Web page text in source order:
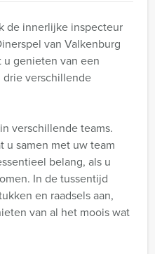
de innerlijke inspecteur
van Valkenburg
u genieten van een
verschillende
verschillende teams.
u samen met uw team
belang, als u
In de tussentijd
en raadsels aan,
van al het moois wat